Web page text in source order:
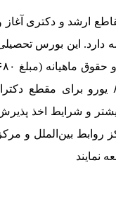
ارشد و دکتری آغاز و
۱۴۰۳ (۲۸ ژوئن ۲۰۲۴) ادامه دارد. این بورس تحصیلی
دارای امکانات خوابگاه، تامین بیمه درمانی و حقوق ماهیانه (مبلغ ۶۸۰
برای مقطع کارشناسی ارشد و ۸۵۰ یورو برای مقطع دکترا)
و شرایط اخذ پذیرش
بین‌الملل و مرکز